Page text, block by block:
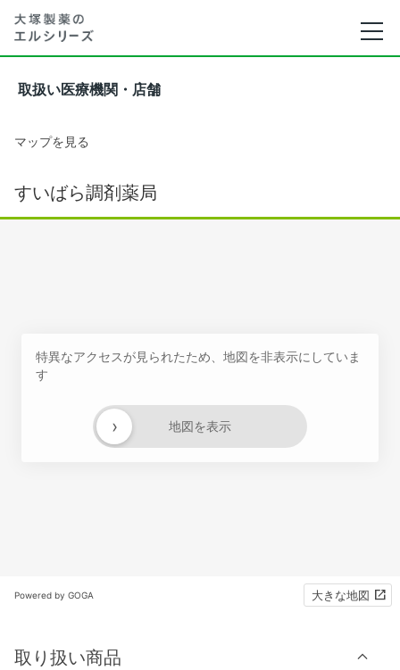
取扱い医療機関・店舗
マップを見る
すいばら調剤薬局
特異なアクセスが見られたため、地図を非表示にしていま
す
地図を表示
›
Powered by GOGA 大きな地図
取り扱い商品